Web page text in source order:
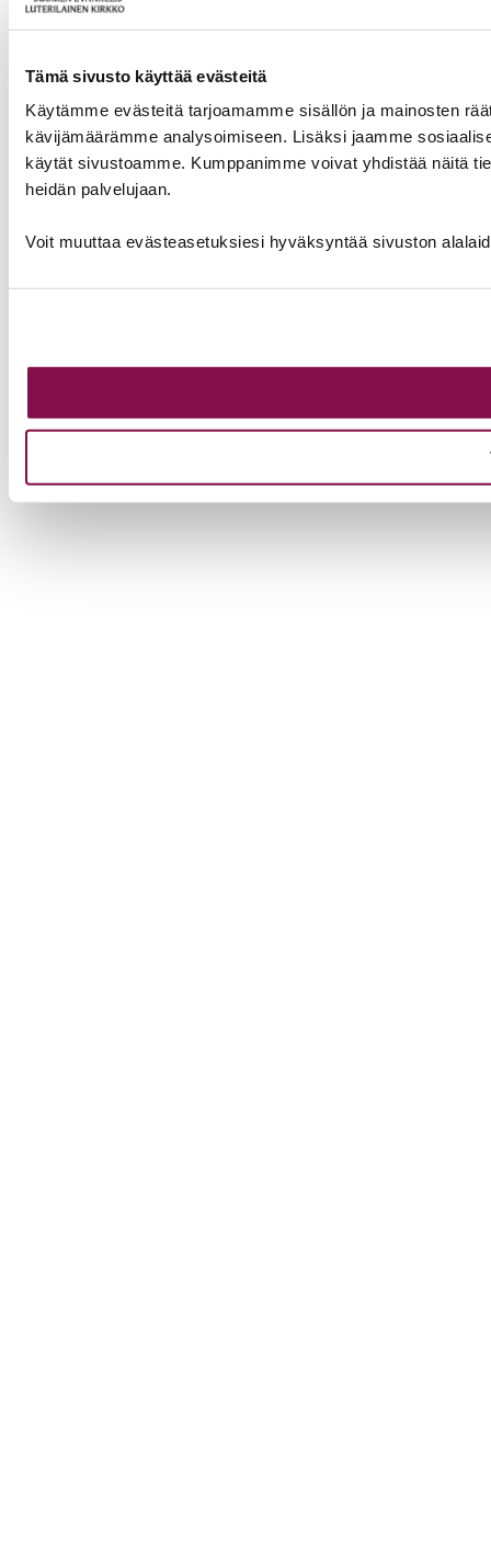
Tämä sivusto käyttää evästeitä
Käytämme evästeitä tarjoamamme sisällön ja mainosten
kävijämäärämme analysoimiseen. Lisäksi jaamme
käytät sivustoamme. Kumppanimme voivat yhdistää näitä
heidän palvelujaan.
Voit muuttaa evästeasetuksiesi hyväksyntää sivuston